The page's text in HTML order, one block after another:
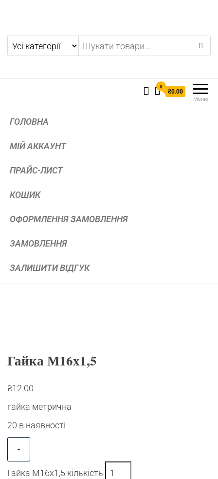
Меню
0
₴0.00
ГОЛОВНА
МІЙ АККАУНТ
ПРАЙС-ЛИСТ
КОШИК
ОФОРМЛЕННЯ ЗАМОВЛЕННЯ
ЗАМОВЛЕННЯ
ЗАЛИШИТИ ВІДГУК
Гайка М16х1,5
₴12.00
гайка метрична
20 в наявності
-
Гайка М16х1,5 кількість